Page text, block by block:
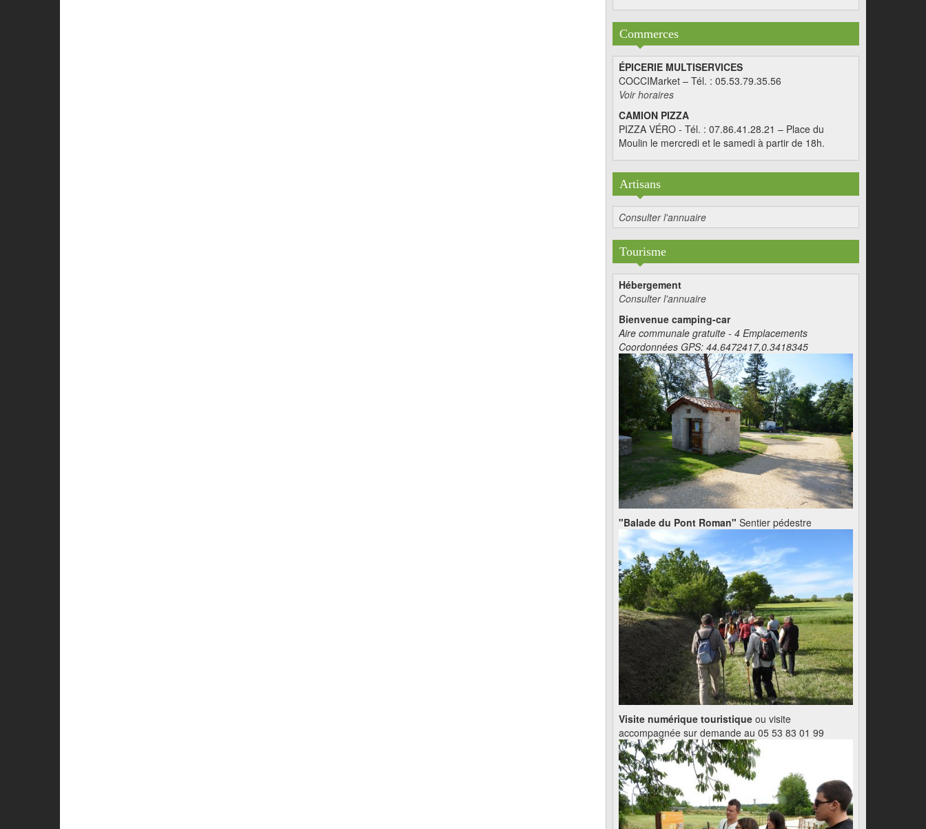
Commerces
ÉPICERIE MULTISERVICES
COCCIMarket – Tél. : 05.53.79.35.56
Voir horaires
CAMION PIZZA
PIZZA VÉRO - Tél. : 07.86.41.28.21 – Place du
Moulin le mercredi et le samedi à partir de 18h.
Artisans
Consulter l'annuaire
Tourisme
Hébergement
Consulter l'annuaire
Bienvenue camping-car
Aire communale gratuite - 4 Emplacements
Coordonnées GPS: 44.6472417,0.3418345
"Balade du Pont Roman" Sentier pédestre
Visite numérique touristique ou visite
accompagnée sur demande au 05 53 83 01 99